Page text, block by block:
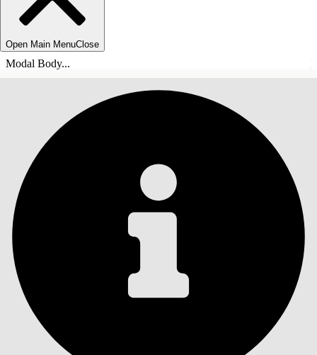
Open Main MenuClose
Modal Body...
Innehållsförteckningar
INNEHÅLLSFÖRTECKNINGAR